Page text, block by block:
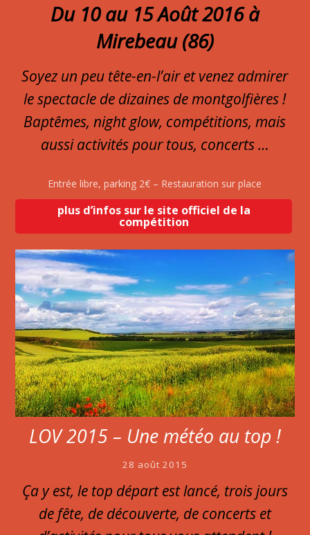
Du 10 au 15 Août 2016 à
Mirebeau (86)
Soyez un peu tête-en-l’air et venez admirer
le spectacle de dizaines de montgolfières !
Baptêmes, night glow, compétitions, mais
aussi activités pour tous, concerts …
Entrée libre, parking 2€ – Restauration sur place
plus d’infos sur le site officiel de la
compétition
LOV 2015 – Une météo au top !
28 août 2015
Ça y est, le top départ est lancé, trois jours
de fête, de découverte, de concerts et